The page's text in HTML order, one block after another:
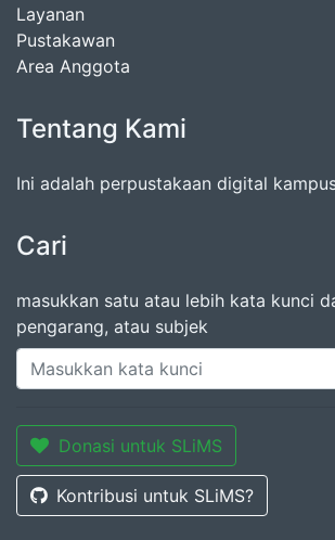
Layanan
Pustakawan
Area Anggota
Tentang Kami
Ini adalah perpustakaan digital
Cari
masukkan satu atau lebih kata kunci
pengarang, atau subjek
Donasi untuk SLiMS
Kontribusi untuk SLiMS?